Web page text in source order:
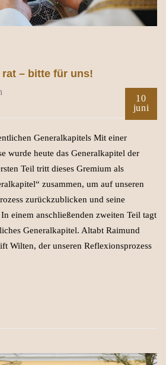
– bitte für uns!
10
juni
Generalkapitels Mit einer
wurde heute das Generalkapitel der
Teil tritt dieses Gremium als
zusammen, um auf unseren
zurückzublicken und seine
einem anschließenden zweiten Teil tagt
Generalkapitel. Altabt Raimund
Wilten, der unseren Reflexionsprozess